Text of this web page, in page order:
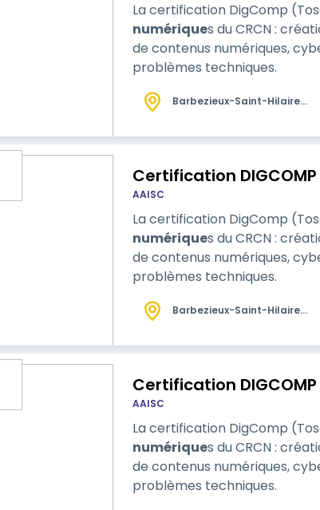
La certification DigComp
numériques du CRCN :
de contenus numériques,
problèmes techniques.
Barbezieux-Saint-Hilaire
Certification
AAISC
La certification DigComp
numériques du CRCN :
de contenus numériques,
problèmes techniques.
Barbezieux-Saint-Hilaire
Certification
AAISC
La certification DigComp
numériques du CRCN :
de contenus numériques,
problèmes techniques.